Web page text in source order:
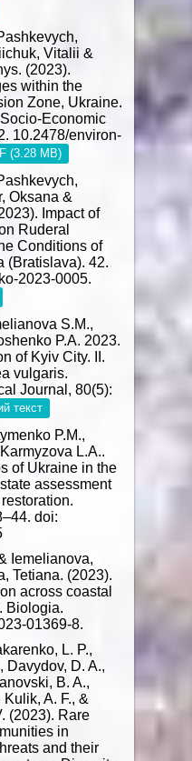
Vitalii &
(2023).
within the
Zone, Ukraine.
Economic
10.2478/environ-
(3.28 MB)
Oksana &
Impact of
Ruderal
Conditions of
(Bratislava). 42.
2023-0005.
S.M.,
P.A. 2023.
of Kyiv City. II.
vulgaris.
Journal, 80(5):
текст
P.M.,
L.A..
of Ukraine in the
assessment
doi:
Iemelianova,
Tetiana. (2023).
across coastal
Biologia.
01369-8.
L. P.,
Davydov, D. A.,
B. A.,
A. F., &
(2023). Rare
in
and their